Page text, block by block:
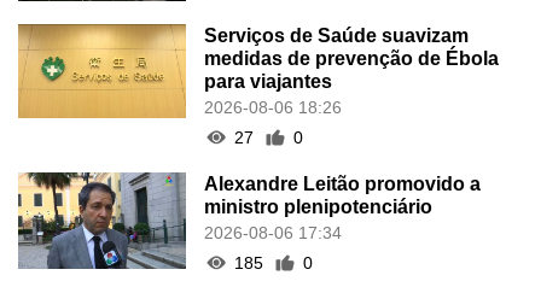
Serviços de Saúde suavizam
medidas de prevenção de Ébola
para viajantes
2026-08-06 18:26
27
0
Alexandre Leitão promovido a
ministro plenipotenciário
2026-08-06 17:34
185
0